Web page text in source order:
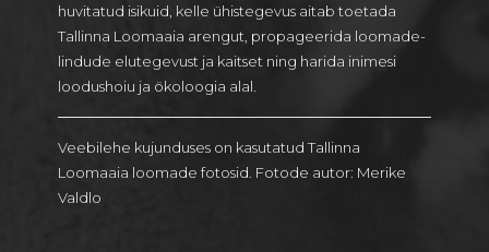
huvitatud isikuid, kelle ühistegevus aitab toetada
Tallinna Loomaaia arengut, propageerida loomade-
lindude elutegevust ja kaitset ning harida inimesi
loodushoiu ja ökoloogia alal.
Veebilehe kujunduses on kasutatud Tallinna
Loomaaia loomade fotosid. Fotode autor: Merike
Valdlo